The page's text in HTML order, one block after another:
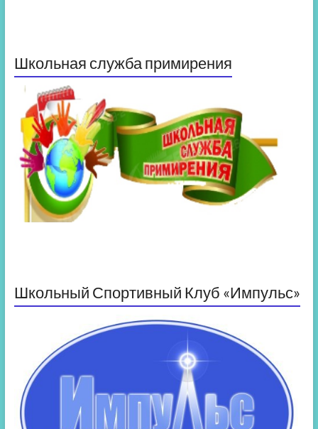
Школьная служба примирения
Школьный Спортивный Клуб «Импульс»